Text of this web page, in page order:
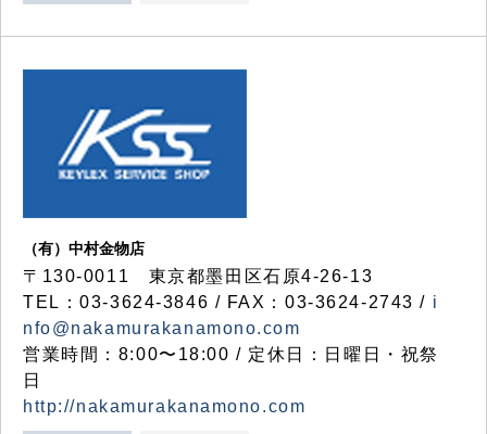
（有）中村金物店
〒130-0011 東京都墨田区石原4-26-13
TEL：03-3624-3846 / FAX：03-3624-2743 / i
nfo@nakamurakanamono.com
営業時間：8:00〜18:00 / 定休日：日曜日・祝祭
日
http://nakamurakanamono.com